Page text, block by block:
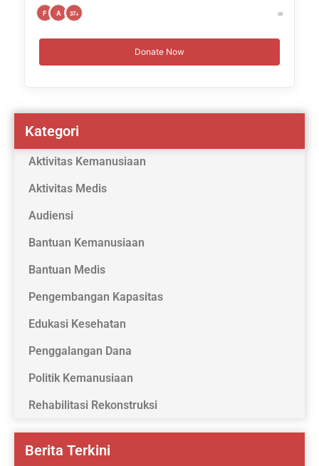
Kategori
Aktivitas Kemanusiaan
Aktivitas Medis
Audiensi
Bantuan Kemanusiaan
Bantuan Medis
Pengembangan Kapasitas
Edukasi Kesehatan
Penggalangan Dana
Politik Kemanusiaan
Rehabilitasi Rekonstruksi
Berita Terkini
F A 37+ ∞
Donate Now